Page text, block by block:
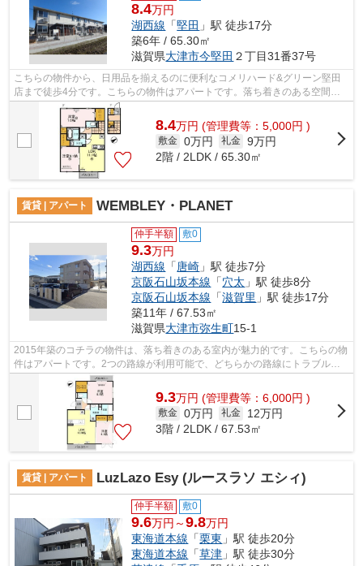
8.4万円
湖西線 「堅田 」駅 徒歩17分
築6年 / 65.30㎡
滋賀県大津市今堅田 ２丁目31番37号
こちらの物件から、日用品を揃えるのに便利なコメリハード&グリーン堅田
店まで徒歩4分です。こちらの物件はアパートです。落ち着きのある空間が
広がっている、2020年築の物件です...
8.4万円 (管理費等：5,000円 )
敷金 0万円 礼金 9万円
2階 / 2LDK / 65.30㎡
賃貸 | アパート WEMBLEY・PLANET
仲手半額 敷0
9.3万円
湖西線 「 唐崎 」駅 徒歩7分
京阪石山坂本線 「穴太 」駅 徒歩8分
京阪石山坂本線 「滋賀里 」駅 徒歩17分
築11年 / 67.53㎡
滋賀県大津市弥生町15-1
2015年築のコチラの物件は、落ち着きのある室内が魅力的です。こちらの物
件はアパートです。2つの路線が利用可能で、どちらかの路線にトラブルが
あっても別ルートが使えます。最上階の...
9.3万円 (管理費等：6,000円 )
敷金 0万円 礼金
12万円
3階 / 2LDK / 67.53㎡
賃貸 | アパート LuzLazo Esy (ルースラソ エシィ)
仲手半額 敷0
9.6万円～9.8万円
東海道本線 「栗東 」駅 徒歩20分
東海道本線 「草津 」駅 徒歩30分